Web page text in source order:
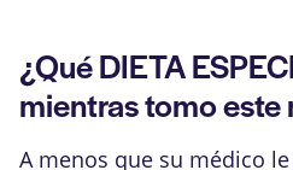
¿Qué DIETA
mientras tomo
A menos que su médico